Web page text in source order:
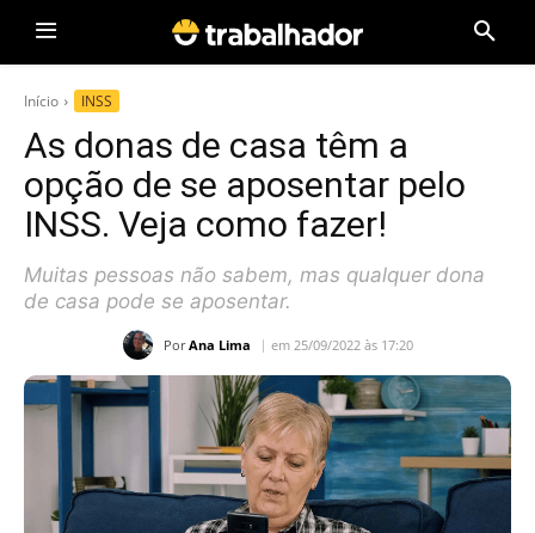
Início INSS
As donas de casa têm a
opção de se aposentar pelo
INSS. Veja como fazer!
Muitas pessoas não sabem, mas qualquer dona
de casa pode se aposentar.
Por Ana Lima em 25/09/2022 às 17:20